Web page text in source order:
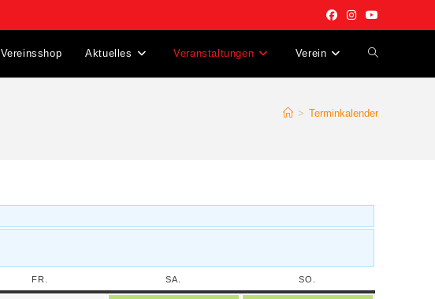
Vereinsshop Aktuelles Veranstaltungen Verein
> Terminkalender
FR. SA. SO.